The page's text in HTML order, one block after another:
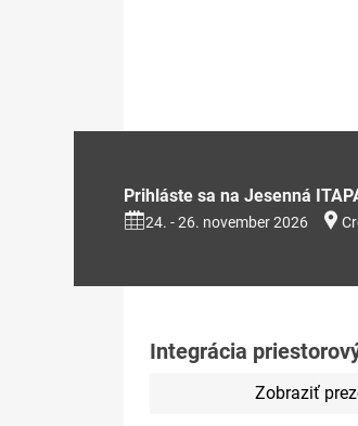
Prihláste sa na Jesenná
24. - 26. november 2026
Integrácia
Zobraziť